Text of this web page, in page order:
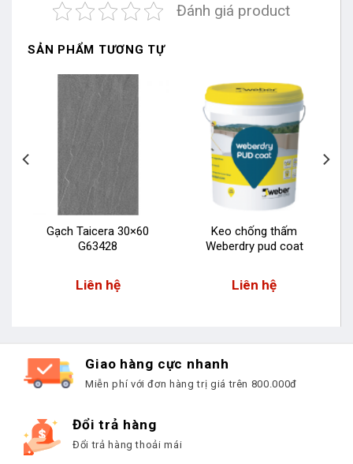
Đánh giá product
SẢN PHẨM TƯƠNG TỰ
Gạch Taicera 30×60
G63428
Liên hệ
Keo chống thấm
Weberdry pud coat
Liên hệ
Giao hàng cực nhanh
Miễn phí với đơn hàng trị giá trên 800.000đ
Đổi trả hàng
Đổi trả hàng thoải mái